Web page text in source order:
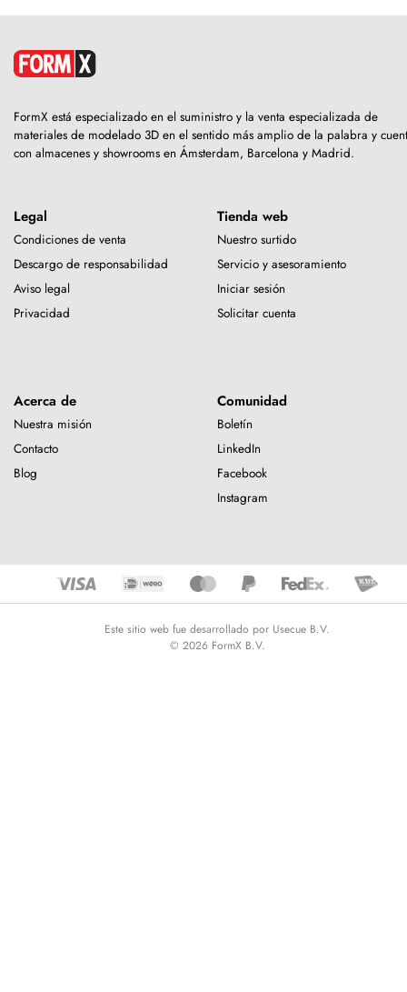
FormX está especializado en el suministro y la venta especializada de
materiales de modelado 3D en el sentido más amplio de la palabra y
con almacenes y showrooms en Ámsterdam, Barcelona y Madrid.
Legal
Condiciones de venta
Descargo de responsabilidad
Aviso legal
Privacidad
Tienda web
Nuestro surtido
Servicio y asesoramiento
Iniciar sesión
Solicitar cuenta
Acerca de
Nuestra misión
Contacto
Blog
Comunidad
Boletín
LinkedIn
Facebook
Instagram
Este sitio web fue desarrollado por Usecue B.V.
© 2026 FormX B.V.